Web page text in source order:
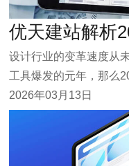
设计行业的变革速度从
工具爆发的元年，那么
从“工具替代”走向“人机
业正经历一场深刻的变
子宣传册”，而是向着
进。总的来说，行业趋
2026年03月13日